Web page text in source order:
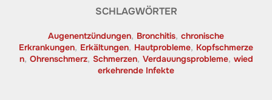
SCHLAGWÖRTER
Augenentzündungen, Bronchitis, chronische
Erkrankungen, Erkältungen, Hautprobleme, Kopfschmerze
n, Ohrenschmerz, Schmerzen, Verdauungsprobleme, wied
erkehrende Infekte